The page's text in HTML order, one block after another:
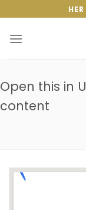
to
content
Open this in
content